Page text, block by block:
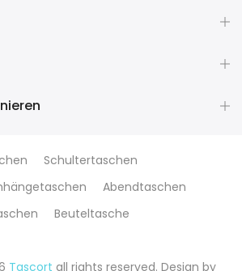
Schultertaschen
Abendtaschen
Beuteltasche
Tascort all rights reserved. Design by